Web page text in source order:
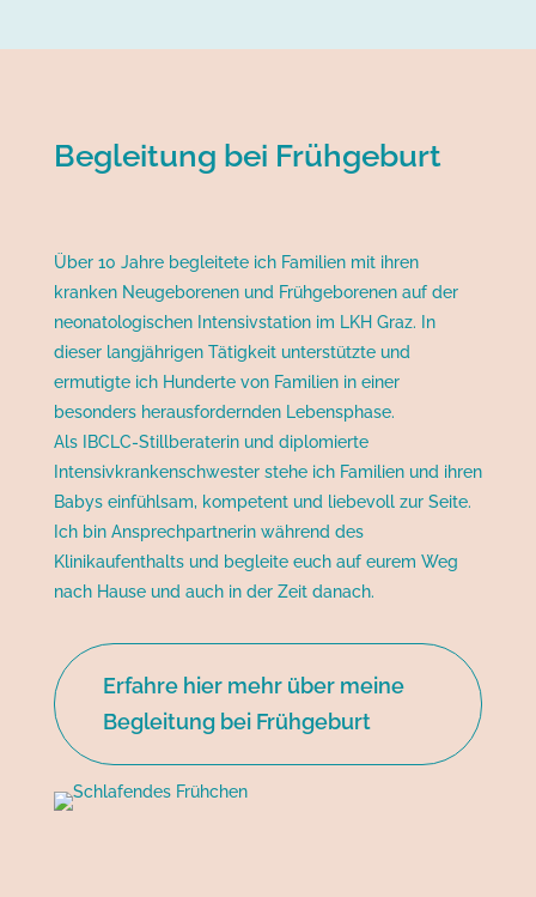
Begleitung bei Frühgeburt
Über 10 Jahre begleitete ich Familien mit ihren
kranken Neugeborenen und Frühgeborenen auf der
neonatologischen Intensivstation im LKH Graz. In
dieser langjährigen Tätigkeit unterstützte und
ermutigte ich Hunderte von Familien in einer
besonders herausfordernden Lebensphase.
Als IBCLC-Stillberaterin und diplomierte
Intensivkrankenschwester stehe ich Familien und ihren
Babys einfühlsam, kompetent und liebevoll zur Seite.
Ich bin Ansprechpartnerin während des
Klinikaufenthalts und begleite euch auf eurem Weg
nach Hause und auch in der Zeit danach.
Erfahre hier mehr über meine
Begleitung bei Frühgeburt